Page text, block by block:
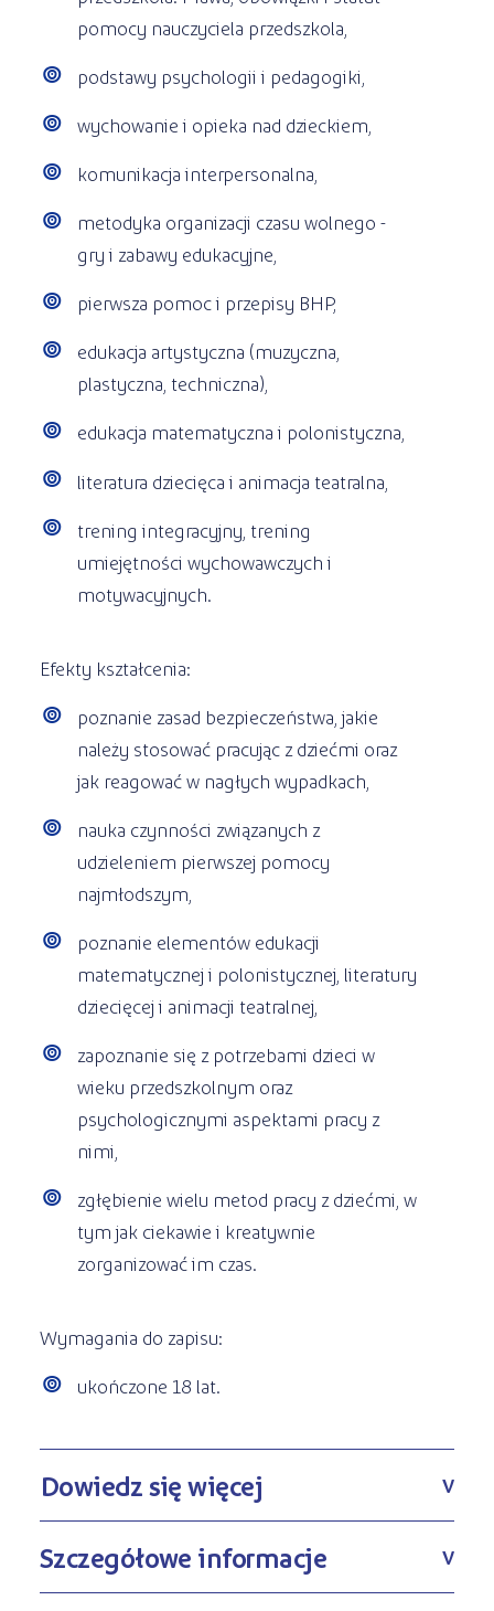
pomocy nauczyciela przedszkola,
podstawy psychologii i pedagogiki,
wychowanie i opieka nad dzieckiem,
komunikacja interpersonalna,
metodyka organizacji czasu wolnego -
gry i zabawy edukacyjne,
pierwsza pomoc i przepisy BHP,
edukacja artystyczna (muzyczna,
plastyczna, techniczna),
edukacja matematyczna i polonistyczna,
literatura dziecięca i animacja teatralna,
trening integracyjny, trening
umiejętności wychowawczych i
motywacyjnych.
Efekty kształcenia:
poznanie zasad bezpieczeństwa, jakie
należy stosować pracując z dziećmi oraz
jak reagować w nagłych wypadkach,
nauka czynności związanych z
udzieleniem pierwszej pomocy
najmłodszym,
poznanie elementów edukacji
matematycznej i polonistycznej, literatury
dziecięcej i animacji teatralnej,
zapoznanie się z potrzebami dzieci w
wieku przedszkolnym oraz
psychologicznymi aspektami pracy z
nimi,
zgłębienie wielu metod pracy z dziećmi, w
tym jak ciekawie i kreatywnie
zorganizować im czas.
Wymagania do zapisu:
ukończone 18 lat.
Dowiedz się więcej V
Szczegółowe informacje V